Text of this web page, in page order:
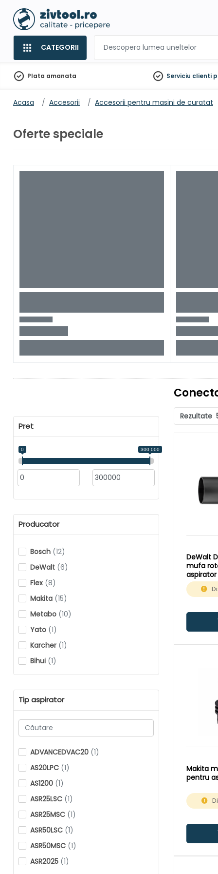
CATEGORII
Plata amanata Serviciu clienti
Acasa Accesorii Accesorii pentru masini de curatat
Oferte speciale
Pret
0 300 000
Producator
Bosch (12)
DeWalt (6)
Flex (8)
Makita (15)
Metabo (10)
Yato (1)
Karcher (1)
Bihui (1)
Tip aspirator
ADVANCEDVAC20 (1)
AS20LPC (1)
AS1200 (1)
ASR25LSC (1)
ASR25MSC (1)
ASR50LSC (1)
ASR50MSC (1)
ASR2025 (1)
Rezultate
DeWalt
mufa
aspirator
Makita
pentru